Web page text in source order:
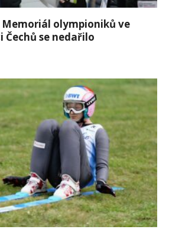
olympioniků ve
Čechů se nedařilo